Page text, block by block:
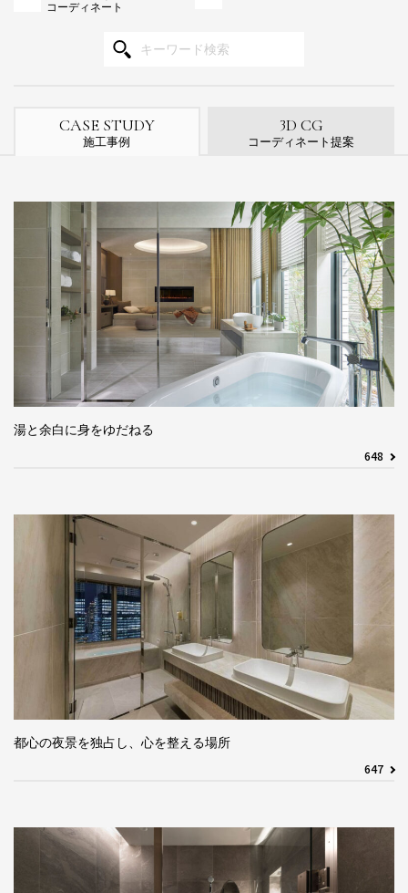
コーディネート
CASE STUDY
施工事例
3D CG
コーディネート提案
湯と余白に身をゆだねる
648
都心の夜景を独占し、心を整える場所
647